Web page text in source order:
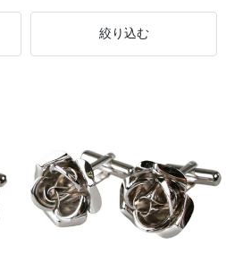
絞り込む